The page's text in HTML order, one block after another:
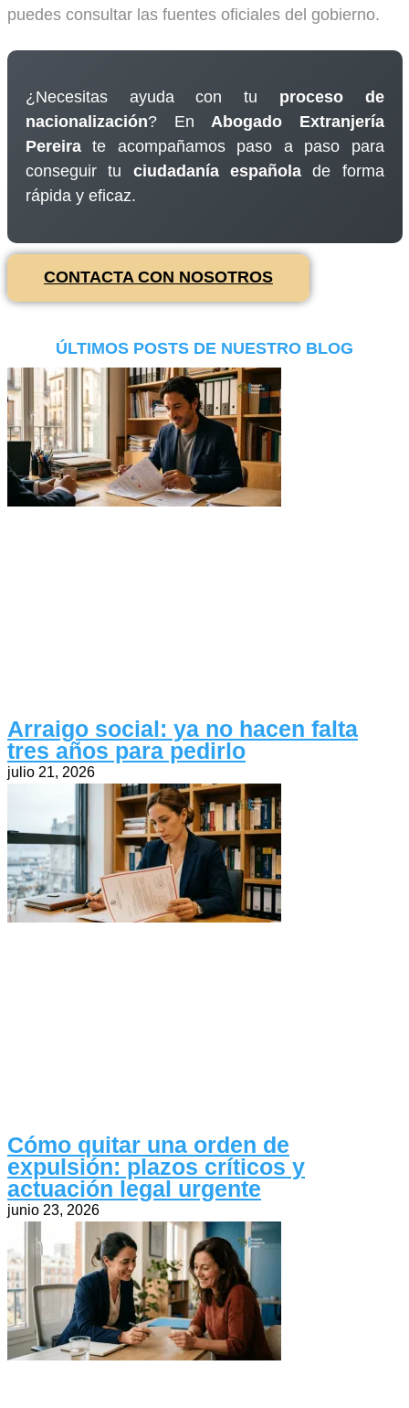
puedes consultar las fuentes oficiales del gobierno.
¿Necesitas ayuda con tu proceso de
nacionalización? En Abogado Extranjería
Pereira te acompañamos paso a paso para
conseguir tu ciudadanía españolade forma
rápida y eficaz.
CONTACTA CON NOSOTROS
ÚLTIMOS POSTS DE NUESTRO BLOG
Arraigo social: ya no hacen falta
tres años para pedirlo
julio 21, 2026
Cómo quitar una orden de
expulsión: plazos críticos y
actuación legal urgente
junio 23, 2026